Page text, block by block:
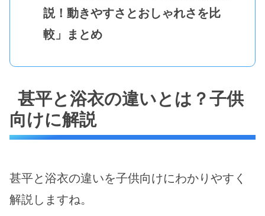
説！動きやすさとおしゃれさを比
較」まとめ
甚平と浴衣の違いとは？子供
向けに解説
甚平と浴衣の違いを子供向けにわかりやすく
解説しますね。